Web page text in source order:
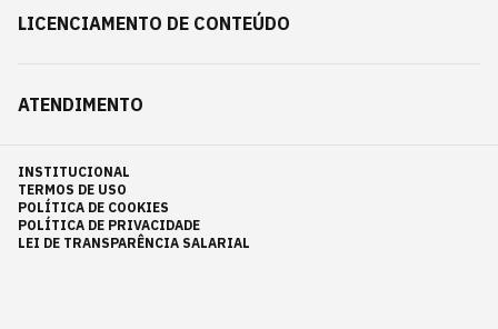
LICENCIAMENTO DE CONTEÚDO
ATENDIMENTO
INSTITUCIONAL
TERMOS DE USO
POLÍTICA DE COOKIES
POLÍTICA DE PRIVACIDADE
LEI DE TRANSPARÊNCIA SALARIAL